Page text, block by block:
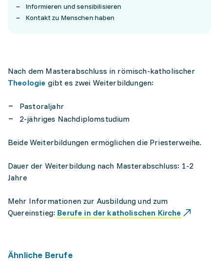
Informieren und sensibilisieren
Kontakt zu Menschen haben
Nach dem Masterabschluss in römisch-katholischer
Theologie gibt es zwei Weiterbildungen:
Pastoraljahr
2-jähriges Nachdiplomstudium
Beide Weiterbildungen ermöglichen die Priesterweihe.
Dauer der Weiterbildung nach Masterabschluss: 1-2
Jahre
Mehr Informationen zur Ausbildung und zum
Quereinstieg: Berufe in der katholischen Kirche
Ähnliche Berufe